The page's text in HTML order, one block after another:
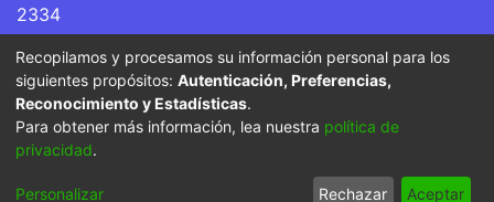
2334
ventanillaunica@icesi.edu.co
La Universidad Icesi es una Institución de Educación
Superior que se encuentra sujeta a inspección y vigilancia
por parte del Ministerio de Educación Nacional.
Cookie
End User
Send
Recopilamos y procesamos su información personal para los
siguientes propósitos: Autenticación, Preferencias,
Reconocimiento y Estadísticas.
Para obtener más información, lea nuestra política de
privacidad.
Personalizar Rechazar Aceptar